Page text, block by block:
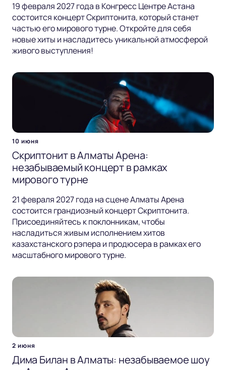
19 февраля 2027 года в Конгресс Центре Астана
состоится концерт Скриптонита, который станет
частью его мирового турне. Откройте для себя
новые хиты и насладитесь уникальной атмосферой
живого выступления!
10 июня
Скриптонит в Алматы Арена:
незабываемый концерт в рамках
мирового турне
21 февраля 2027 года на сцене Алматы Арена
состоится грандиозный концерт Скриптонита.
Присоединяйтесь к поклонникам, чтобы
насладиться живым исполнением хитов
казахстанского рэпера и продюсера в рамках его
масштабного мирового турне.
2 июня
Дима Билан в Алматы: незабываемое шоу